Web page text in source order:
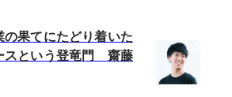
の果てにたどり着いた
スという登竜門 齋藤